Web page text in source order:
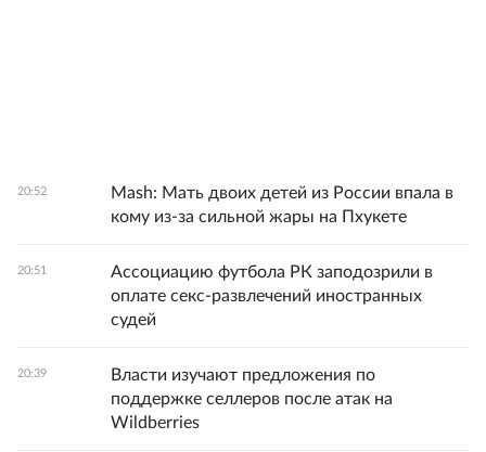
20:52
Mash: Мать двоих детей из России впала в
кому из-за сильной жары на Пхукете
20:51
Ассоциацию футбола РК заподозрили в
оплате секс-развлечений иностранных
судей
20:39
Власти изучают предложения по
поддержке селлеров после атак на
Wildberries